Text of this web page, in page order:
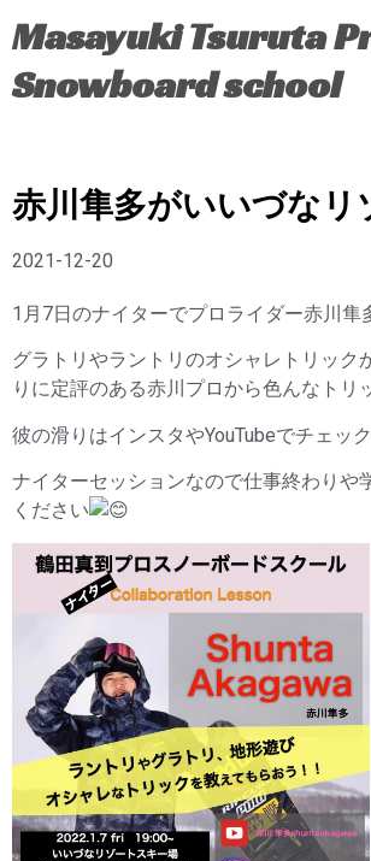
Masayuki Tsuruta
Snowboard school
赤川隼多がいいづなリ
2021-12-20
1月7日のナイターでプロライダー赤川
グラトリやラントリのオシャレトリッ
りに定評のある赤川プロから色んなトリ
彼の滑りはインスタやYouTubeでチェッ
ナイターセッションなので仕事終わりや
ください